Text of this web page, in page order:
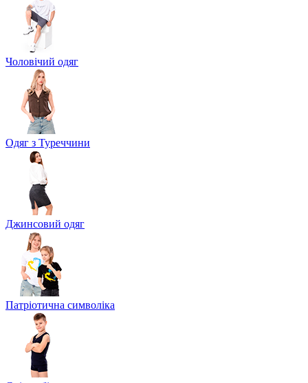
Чоловічий одяг
Одяг з Туреччини
Джинсовий одяг
Патріотична символіка